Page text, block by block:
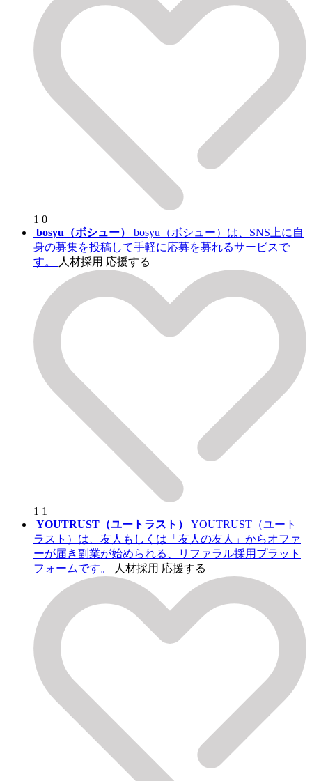
1 0
bosyu（ボシュー）
bosyu（ボシュー）は、SNS上に自
身の募集を投稿して手軽に応募を募れるサービスで
す。
人材採用 応援する
1 1
YOUTRUST（ユートラスト）
YOUTRUST（ユート
ラスト）は、友人もしくは「友人の友人」からオファ
ーが届き副業が始められる、リファラル採用プラット
フォームです。
人材採用 応援する